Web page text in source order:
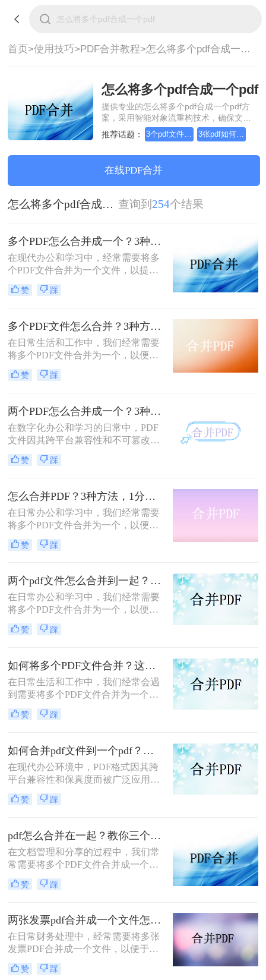
首页>使用技巧>PDF合并教程> 怎么将多个pdf合成一个pdf
怎么将多个pdf合成一个pdf
提供专业的怎么将多个pdf合成一个pdf方
案，采用智能对象流重构技术，确保文档
1:1高保真还原且排版不乱码。支持一键批
量处理，全链路 SSL 加密保障隐私安全。
无需安装，高效办公。
推荐话题： 3个pdf文件合并成一个 3张pdf如何合并成一个
在线PDF合并
怎么将多个pdf合成一个pdf 查询到 254个结果
多个PDF怎么合并成一个？3种方法，1分钟全搞定！！
在现代办公和学习中，经常需要将多
个PDF文件合并为一个文件，以提高
文档管理的便利性和效率。那么多个
pdf怎么合并成一个pdf呢？本文将介
赞 踩
多个PDF文件怎么合并？3种方法，1分钟轻松搞定！!
在日常生活和工作中，我们经常需要
将多个PDF文件合并为一个，以便于
分享、存档或打印。那么如何合并pdf
文件呢？本文将介绍三种常用的PDF
赞 踩
两个PDF怎么合并成一个？3种方法，1分钟轻松搞定！
在数字化办公和学习的日常中，PDF
文件因其跨平台兼容性和不可篡改性
而广受欢迎。然而，当需要处理多个
PDF文件时，将它们合并成一个文件
两个PDF文件呢？本文将介绍三种合
并PDF文件的方法。
赞 踩
怎么合并PDF？3种方法，1分钟轻松搞定！！
在日常办公和学习中，我们经常需要
将多个PDF文件合并为一个，以便于
分享、存储和管理。那么怎么合并pdf
呢？本文将介绍四种合并PDF的方
任务。
赞 踩
两个pdf文件怎么合并到一起？这三种合并方法超实用！
在日常办公和学习中，我们经常需要
将多个PDF文件合并为一个，以便于
阅读、分享或存档。那么两个pdf文件
怎么合并到一起呢？本文将介绍三种
赞 踩
如何将多个PDF文件合并？这两个高效方法帮你解决！
在日常生活和工作中，我们经常会遇
到需要将多个PDF文件合并为一个的
情况，以便于查阅、分享或存档。那
么如何将多个PDF文件合并呢？本文
赞 踩
如何合并pdf文件到一个pdf？分享三种不同的方法来帮助您轻松合并！
在现代办公环境中，PDF格式因其跨
平台兼容性和保真度而被广泛应用于
文档管理和分享。然而，当需要整合
多个PDF文件时，找到一种简单且有
何合并pdf文件到一个pdf呢？本文将
介绍三种不同的方法来帮助您轻松地
将多个PDF文件合并成一个PDF文
件。
赞 踩
pdf怎么合并在一起？教你三个好用办法！
在文档管理和分享的过程中，我们常
常需要将多个PDF文件合并成一个单
一的文件，以简化发送、存储或打印
的过程。无论是为了创建综合报告、
握pdf怎么合并在一起是一项非常实用
的技能。本文将介绍三种不同的PDF
合并方法。
赞 踩
两张发票pdf合并成一个文件怎么弄？掌握这3种方法轻松合并！
在日常财务处理中，经常需要将多张
发票PDF合并成一个文件，以便于归
档、分享或打印。那么两张发票pdf合
并成一个文件怎么弄呢？本文将介绍
赞 踩